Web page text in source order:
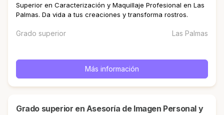
Superior en Caracterización y Maquillaje Profesional en Las
Palmas. Da vida a tus creaciones y transforma rostros.
Grado superior Las Palmas
Más información
Grado superior en Asesoría de Imagen Personal y